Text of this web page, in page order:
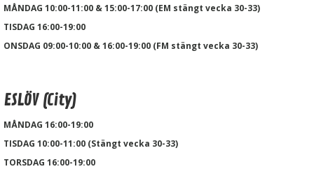
MÅNDAG 10:00-11:00 & 15:00-17:00 (EM stängt vecka 30-33)
TISDAG 16:00-19:00
ONSDAG 09:00-10:00 & 16:00-19:00 (FM stängt vecka 30-33)
ESLÖV (City)
MÅNDAG 16:00-19:00
TISDAG 10:00-11:00 (Stängt vecka 30-33)
TORSDAG 16:00-19:00